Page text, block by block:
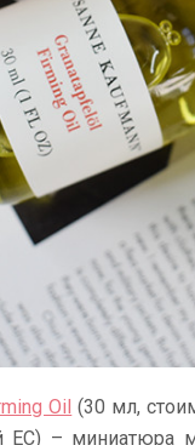
Oil (30 мл,
– миниатюра